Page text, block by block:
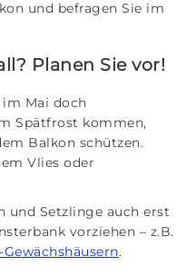
und befragen Sie im
Planen Sie vor!
Mai doch
Spätfrost kommen,
Balkon schützen.
Vlies oder
und Setzlinge auch erst
vorziehen – z.B.
.